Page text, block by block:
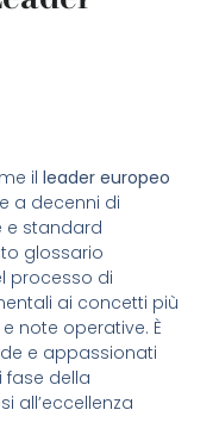
illeader europeo
a decenni di
e standard
glossario
processo di
ai concetti più
note operative. È
e appassionati
della
all’eccellenza